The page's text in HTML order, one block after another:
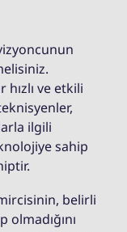
ve etkili
ilgili
sahip
belirli